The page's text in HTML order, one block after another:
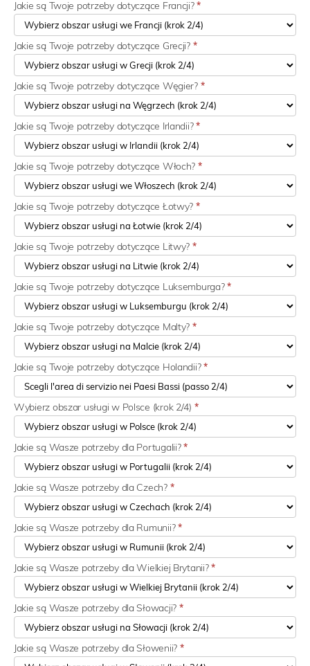
Jakie są Twoje potrzeby dotyczące Francji?*
Jakie są Twoje potrzeby dotyczące Grecji? *
Jakie są Twoje potrzeby dotyczące Węgier? *
Jakie są Twoje potrzeby dotyczące Irlandii?*
Jakie są Twoje potrzeby dotyczące Włoch? *
Jakie są Twoje potrzeby dotyczące Łotwy? *
Jakie są Twoje potrzeby dotyczące Litwy? *
Jakie są Twoje potrzeby dotyczące Luksemburga?*
Jakie są Twoje potrzeby dotyczące Malty? *
Jakie są Twoje potrzeby dotyczące Holandii?*
Wybierz obszar usługi w Polsce (krok 2/4) *
Jakie są Wasze potrzeby dla Portugalii?*
Jakie są Wasze potrzeby dla Czech? *
Jakie są Wasze potrzeby dla Rumunii?*
Jakie są Wasze potrzeby dla Wielkiej Brytanii?*
Jakie są Wasze potrzeby dla Słowacji? *
Jakie są Wasze potrzeby dla Słowenii? *